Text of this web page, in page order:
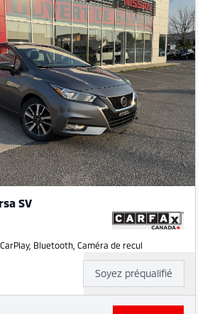
SV
Bluetooth, Caméra de recul
Soyez préqualifié